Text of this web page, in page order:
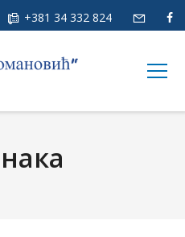
+381 34 332 824